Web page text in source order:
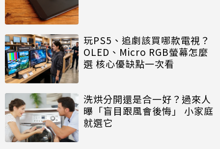
玩PS5、追劇該買哪款電視？
OLED、Micro RGB螢幕怎麼
選 核心優缺點一次看
洗烘分開還是合一好？過來人
曝「盲目跟風會後悔」 小家庭
就選它